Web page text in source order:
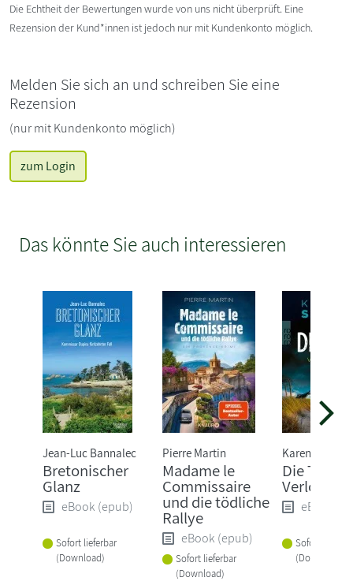
Die Echtheit der Bewertungen wurde von uns nicht überprüft. Eine
Rezension der Kund*innen ist jedoch nur mit Kundenkonto möglich.
Melden Sie sich an und schreiben Sie eine
Rezension
(nur mit Kundenkonto möglich)
zum Login
Das könnte Sie auch interessieren
Jean-Luc Bannalec
Bretonischer
Glanz
eBook (epub)
Sofort lieferbar
(Download)
Pierre Martin
Madame le
Commissaire
und die tödliche
Rallye
eBook (epub)
Sofort lieferbar
(Download)
Karen Sander
Die Tiefe:
Verloren
eBook
Sofort
(Download)